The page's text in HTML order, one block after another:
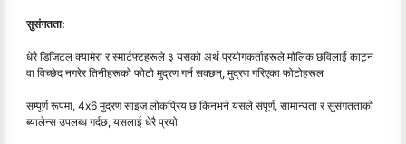
सुसंगतता:
धेरै डिजिटल क्यामेरा र स्मार्टफ्टहरूले ३ यसको अर्थ प्रयोगकर्ताहरूले मौलिक छविलाई काट्न
वा विच्छेद नगरेर तिनीहरूको फोटो मुद्रण गर्न सक्छन्, मुद्रण गरिएका फोटोहरूल
सम्पूर्ण रूपमा, 4x6 मुद्रण साइज लोकप्रिय छ किनभने यसले संपूर्ण, सामान्यता र सुसंगतताको
ब्यालेन्स उपलब्ध गर्दछ, यसलाई धेरै प्रयो